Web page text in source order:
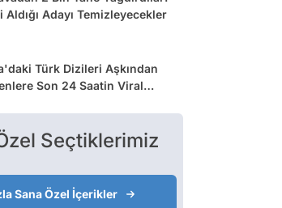
Aldığı Adayı Temizleyecekler
Türk Dizileri Aşkından
Son 24 Saatin Viral
Seçtiklerimiz
Sana Özel İçerikler